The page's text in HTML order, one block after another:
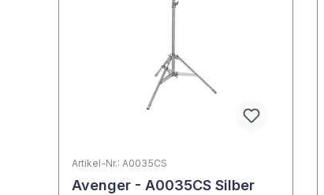
Artikel-Nr.: A0035CS
Avenger - A0035CS Silber